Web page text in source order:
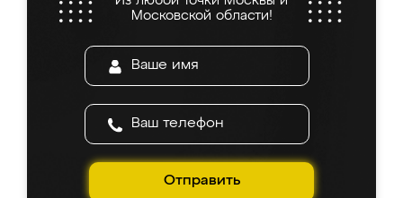
Московской области!
Отправить